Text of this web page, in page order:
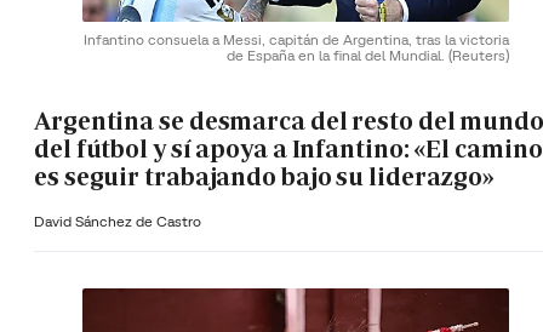
Infantino consuela a Messi, capitán de Argentina, tras la victoria
de España en la final del Mundial. (Reuters)
Argentina se desmarca del resto del mundo
del fútbol y sí apoya a Infantino: «El camino
es seguir trabajando bajo su liderazgo»
David Sánchez de Castro